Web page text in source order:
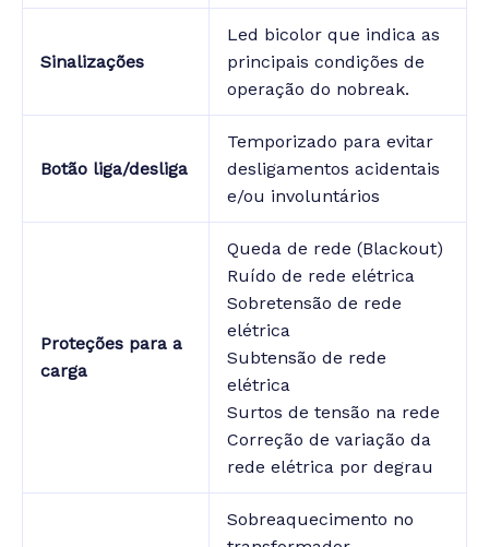
Sinalizações
Led bicolor que indica as
principais condições de
operação do nobreak.
Botão liga/desliga
Temporizado para evitar
desligamentos acidentais
e/ou involuntários
Proteções para a
carga
Queda de rede (Blackout)
Ruído de rede elétrica
Sobretensão de rede
elétrica
Subtensão de rede
elétrica
Surtos de tensão na rede
Correção de variação da
rede elétrica por degrau
Sobreaquecimento no